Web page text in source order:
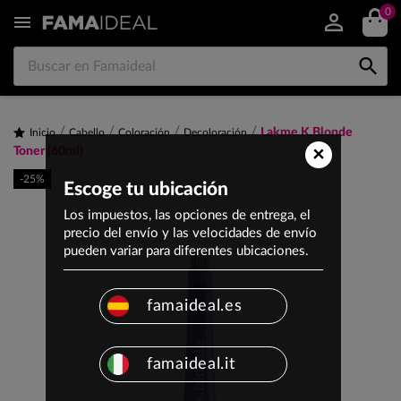
 0

-25%
Inicio Cabello Coloración Decoloración
Lakme K.Blonde
Toner (60ml)
×
Escoge tu ubicación
Los impuestos, las opciones de entrega, el
precio del envío y las velocidades de envío
pueden variar para diferentes ubicaciones.
famaideal.es
famaideal.it